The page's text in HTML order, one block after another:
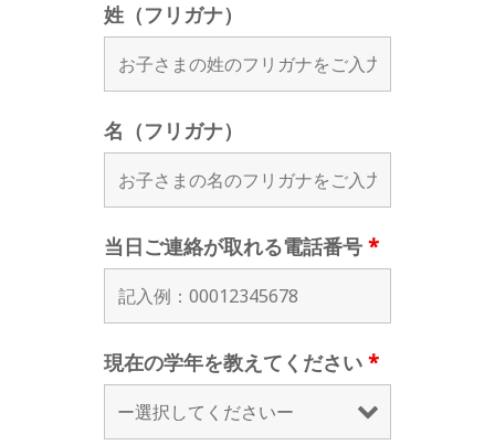
姓（フリガナ）
名（フリガナ）
当日ご連絡が取れる電話番号 *
現在の学年を教えてください *